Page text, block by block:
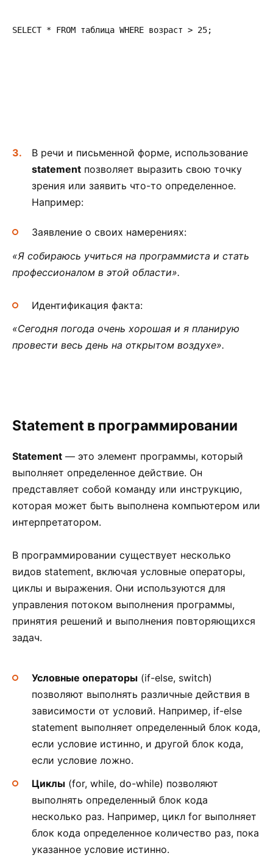
SELECT * FROM таблица WHERE возраст > 25;
В речи и письменной форме, использование
statement позволяет выразить свою точку
зрения или заявить что-то определенное.
Например:
Заявление о своих намерениях:
«Я собираюсь учиться на программиста и стать
профессионалом в этой области».
Идентификация факта:
«Сегодня погода очень хорошая и я планирую
провести весь день на открытом воздухе».
Statement в программировании
Statement — это элемент программы, который
выполняет определенное действие. Он
представляет собой команду или инструкцию,
которая может быть выполнена компьютером или
интерпретатором.
В программировании существует несколько
видов statement, включая условные операторы,
циклы и выражения. Они используются для
управления потоком выполнения программы,
принятия решений и выполнения повторяющихся
задач.
Условные операторы (if-else, switch)
позволяют выполнять различные действия в
зависимости от условий. Например, if-else
statement выполняет определенный блок кода,
если условие истинно, и другой блок кода,
если условие ложно.
Циклы (for, while, do-while) позволяют
выполнять определенный блок кода
несколько раз. Например, цикл for выполняет
блок кода определенное количество раз, пока
указанное условие истинно.